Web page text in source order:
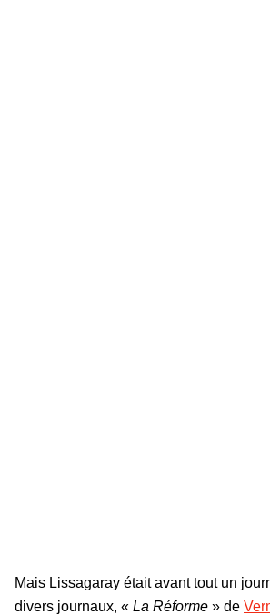
Mais Lissagaray était avant tout un
divers journaux, « La Réforme » de